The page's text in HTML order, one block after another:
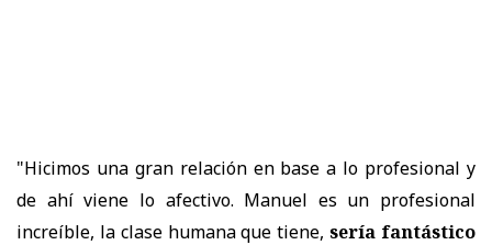
"Hicimos una gran relación en base a lo profesional y
de ahí viene lo afectivo. Manuel es un profesional
increíble, la clase humana que tiene,sería fantástico